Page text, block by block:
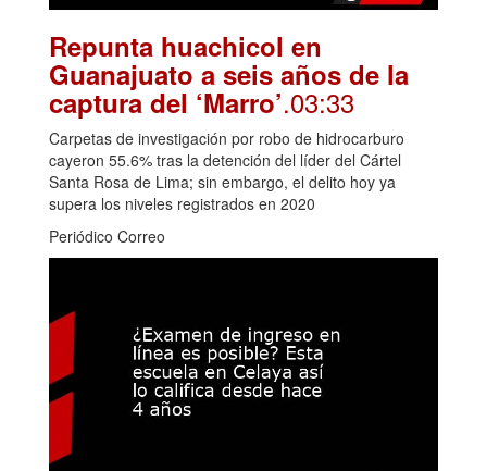
Repunta huachicol en
Guanajuato a seis años de la
captura del ‘Marro’.03:33
Carpetas de investigación por robo de hidrocarburo
cayeron 55.6% tras la detención del líder del Cártel
Santa Rosa de Lima; sin embargo, el delito hoy ya
supera los niveles registrados en 2020
Periódico Correo